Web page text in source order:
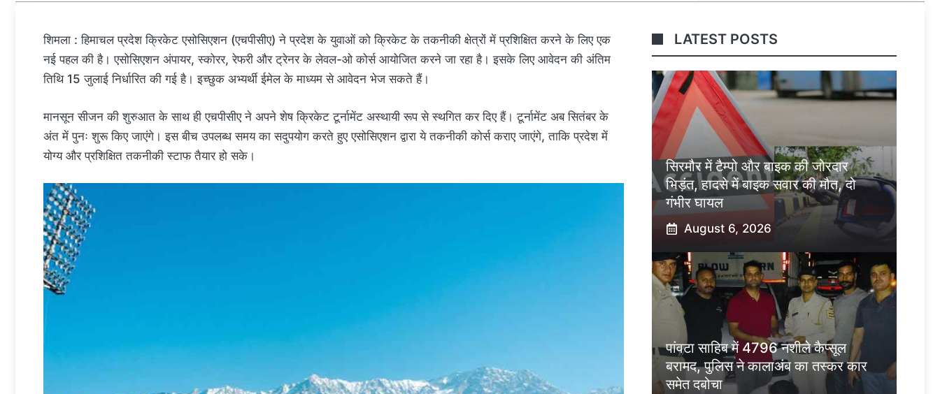
शिमला : हिमाचल प्रदेश क्रिकेट एसोसिएशन (एचपीसीए) ने प्रदेश के युवाओं को क्रिकेट के तकनीकी क्षेत्रों में प्रशिक्षित करने के लिए एक
नई पहल की है। एसोसिएशन अंपायर, स्कोरर, रेफरी और ट्रेनर के लेवल-ओ कोर्स आयोजित करने जा रहा है। इसके लिए आवेदन की अंतिम
तिथि 15 जुलाई निर्धारित की गई है। इच्छुक अभ्यर्थी ईमेल के माध्यम से आवेदन भेज सकते हैं।
मानसून सीजन की शुरुआत के साथ ही एचपीसीए ने अपने शेष क्रिकेट टूर्नामेंट अस्थायी रूप से स्थगित कर दिए हैं। टूर्नामेंट अब सितंबर के
अंत में पुनः शुरू किए जाएंगे। इस बीच उपलब्ध समय का सदुपयोग करते हुए एसोसिएशन द्वारा ये तकनीकी कोर्स कराए जाएंगे, ताकि प्रदेश में
योग्य और प्रशिक्षित तकनीकी स्टाफ तैयार हो सके।
LATEST POSTS
सिरमौर में टैम्पो और बाइक की जोरदार
भिड़ंत, हादसे में बाइक सवार की मौत, दो
गंभीर घायल
August 6, 2026
पांवटा साहिब में 4796 नशीले कैप्सूल
बरामद, पुलिस ने कालाअंब का तस्कर कार
समेत दबोचा